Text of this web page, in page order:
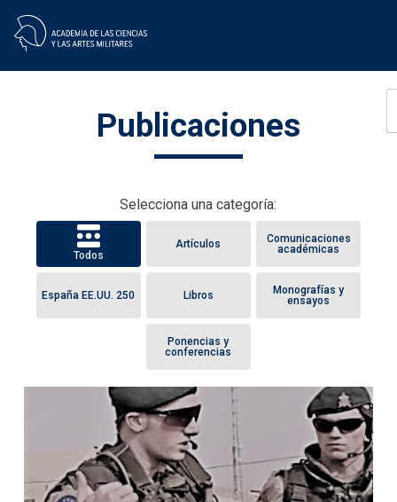
Publicaciones
Selecciona una categoría:
Todos
Artículos
Comunicaciones
académicas
España EE.UU. 250 Libros
Monografías y
ensayos
Ponencias y
conferencias
: Use of undefined constant php - assumed
'php' (this will throw an Error in a future version of PHP)
/var/www/acami.es/wp-
content/themes/fundcami/page-publicaciones.php
on line99